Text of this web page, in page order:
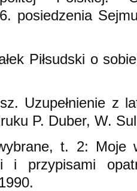
posiedzenia
Piłsudski o
Uzupełnienie z
P. Duber, W.
t. 2: Moje
i przypisami